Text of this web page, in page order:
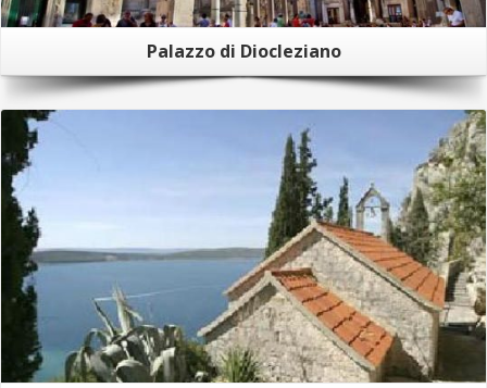
Palazzo di Diocleziano